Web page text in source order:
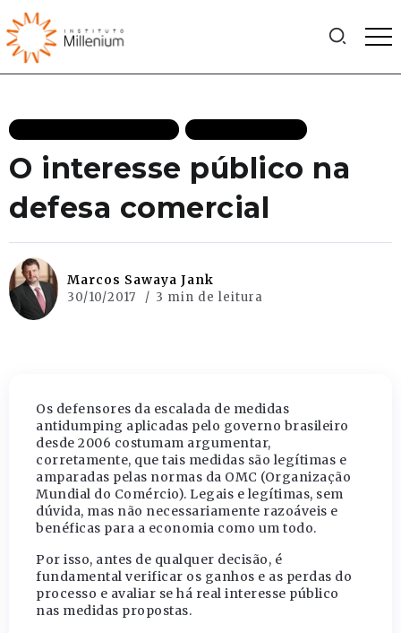
O interesse público na
defesa comercial
Marcos Sawaya Jank
30/10/2017 3 min de leitura
Os defensores da escalada de medidas
antidumping aplicadas pelo governo brasileiro
desde 2006 costumam argumentar,
corretamente, que tais medidas são legítimas e
amparadas pelas normas da OMC (Organização
Mundial do Comércio). Legais e legítimas, sem
dúvida, mas não necessariamente razoáveis e
benéficas para a economia como um todo.
Por isso, antes de qualquer decisão, é
fundamental verificar os ganhos e as perdas do
processo e avaliar se há real interesse público
nas medidas propostas.